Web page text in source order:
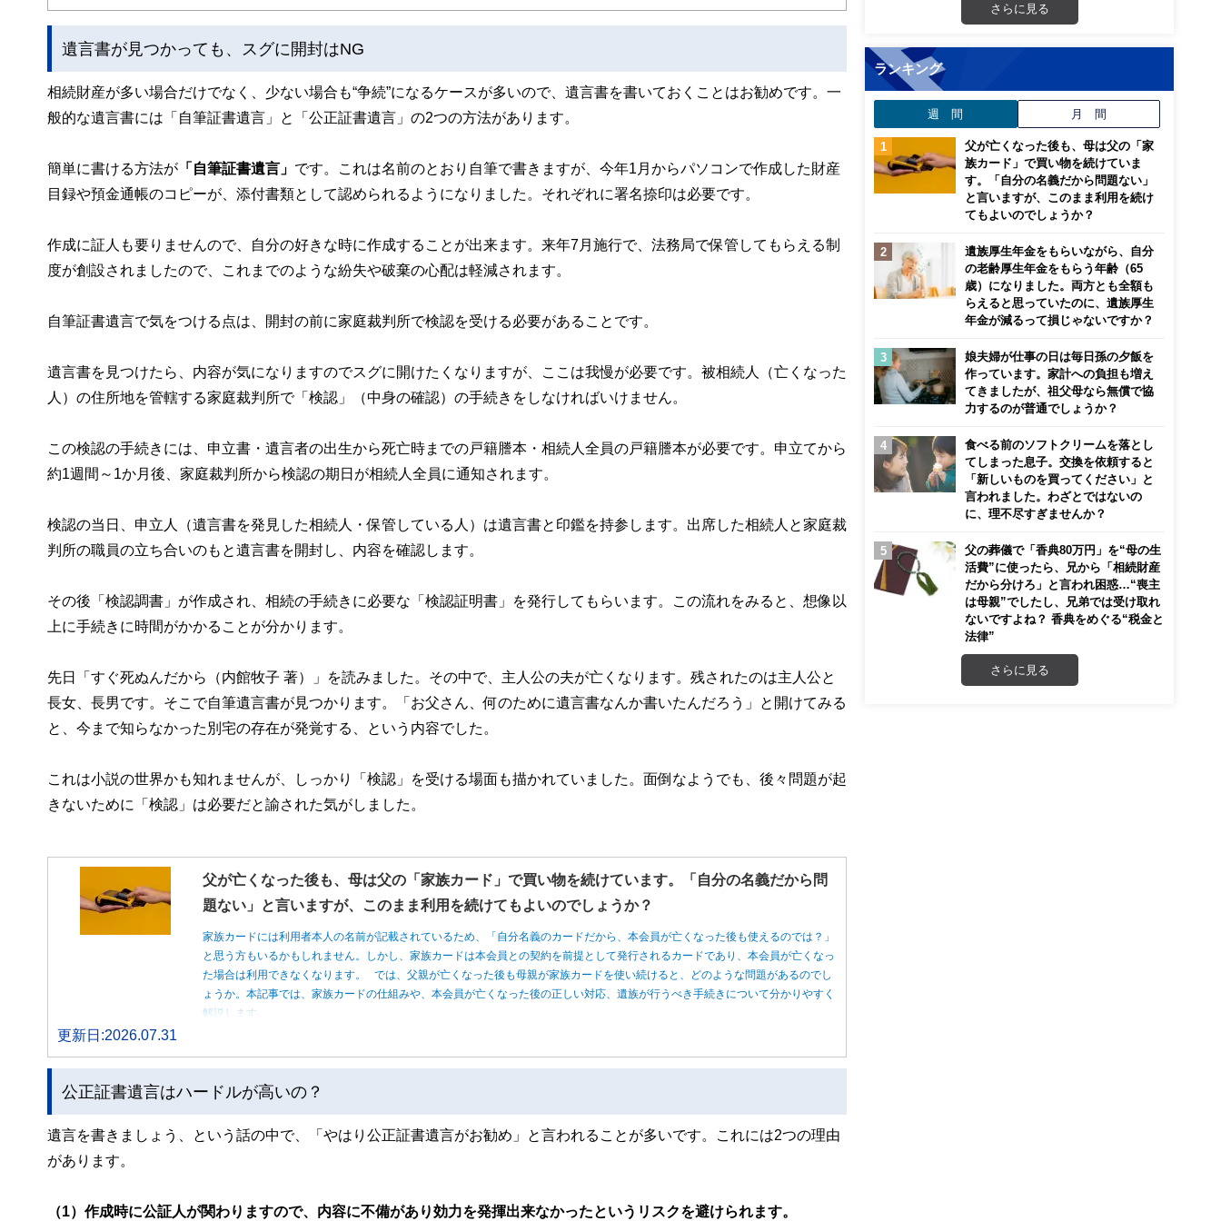
遺言書が見つかっても、スグに開封はNG
相続財産が多い場合だけでなく、少ない場合も“争続”になるケースが多いので、遺言書を書いておくことはお勧めです。一
般的な遺言書には「自筆証書遺言」と「公正証書遺言」の2つの方法があります。
簡単に書ける方法が 「自筆証書遺言」 です。これは名前のとおり自筆で書きますが、今年1月からパソコンで作成した財産
目録や預金通帳のコピーが、添付書類として認められるようになりました。それぞれに署名捺印は必要です。
作成に証人も要りませんので、自分の好きな時に作成することが出来ます。来年7月施行で、法務局で保管してもらえる制
度が創設されましたので、これまでのような紛失や破棄の心配は軽減されます。
自筆証書遺言で気をつける点は、開封の前に家庭裁判所で検認を受ける必要があることです。
遺言書を見つけたら、内容が気になりますのでスグに開けたくなりますが、ここは我慢が必要です。被相続人（亡くなった
人）の住所地を管轄する家庭裁判所で「検認」（中身の確認）の手続きをしなければいけません。
この検認の手続きには、申立書・遺言者の出生から死亡時までの戸籍謄本・相続人全員の戸籍謄本が必要です。申立てから
約1週間～1か月後、家庭裁判所から検認の期日が相続人全員に通知されます。
検認の当日、申立人（遺言書を発見した相続人・保管している人）は遺言書と印鑑を持参します。出席した相続人と家庭裁
判所の職員の立ち合いのもと遺言書を開封し、内容を確認します。
その後「検認調書」が作成され、相続の手続きに必要な「検認証明書」を発行してもらいます。この流れをみると、想像以
上に手続きに時間がかかることが分かります。
先日「すぐ死ぬんだから（内館牧子 著）」を読みました。その中で、主人公の夫が亡くなります。残されたのは主人公と
長女、長男です。そこで自筆遺言書が見つかります。「お父さん、何のために遺言書なんか書いたんだろう」と開けてみる
と、今まで知らなかった別宅の存在が発覚する、という内容でした。
これは小説の世界かも知れませんが、しっかり「検認」を受ける場面も描かれていました。面倒なようでも、後々問題が起
きないために「検認」は必要だと諭された気がしました。
父が亡くなった後も、母は父の「家族カード」で買い物を続けています。「自分の名義だから問
題ない」と言いますが、このまま利用を続けてもよいのでしょうか？
家族カードには利用者本人の名前が記載されているため、「自分名義のカードだから、本会員が亡くなった後も使えるのでは？」
と思う方もいるかもしれません。しかし、家族カードは本会員との契約を前提として発行されるカードであり、本会員が亡くなっ
た場合は利用できなくなります。 では、父親が亡くなった後も母親が家族カードを使い続けると、どのような問題があるのでし
ょうか。本記事では、家族カードの仕組みや、本会員が亡くなった後の正しい対応、遺族が行うべき手続きについて分かりやすく
解説します。
更新日:2026.07.31
公正証書遺言はハードルが高いの？
遺言を書きましょう、という話の中で、「やはり公正証書遺言がお勧め」と言われることが多いです。これには2つの理由
があります。
（1）作成時に公証人が関わりますので、内容に不備があり効力を発揮出来なかったというリスクを避けられます。
さらに見る
ランキング
週 間 月 間
父が亡くなった後も、母は父の「家
族カード」で買い物を続けていま
す。「自分の名義だから問題ない」
と言いますが、このまま利用を続け
てもよいのでしょうか？
遺族厚生年金をもらいながら、自分
の老齢厚生年金をもらう年齢（65
歳）になりました。両方とも全額も
らえると思っていたのに、遺族厚生
年金が減るって損じゃないですか？
娘夫婦が仕事の日は毎日孫の夕飯を
作っています。家計への負担も増え
てきましたが、祖父母なら無償で協
力するのが普通でしょうか？
食べる前のソフトクリームを落とし
てしまった息子。交換を依頼すると
「新しいものを買ってください」と
言われました。わざとではないの
に、理不尽すぎませんか？
父の葬儀で「香典80万円」を“母の生
活費”に使ったら、兄から「相続財産
だから分けろ」と言われ困惑…“喪主
は母親”でしたし、兄弟では受け取れ
ないですよね？ 香典をめぐる“税金と
法律”
さらに見る